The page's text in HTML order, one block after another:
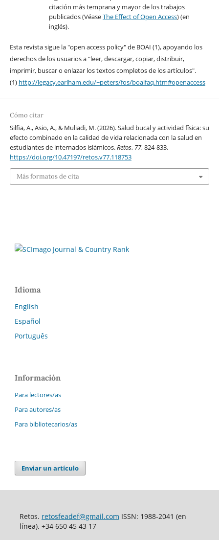
citación más temprana y mayor de los trabajos
publicados (VéaseThe Effect of Open Access) (en
inglés).
Esta revista sigue la "open access policy" de BOAI (1), apoyando los
derechos de los usuarios a "leer, descargar, copiar, distribuir,
imprimir, buscar o enlazar los textos completos de los artículos".
(1) http://legacy.earlham.edu/~peters/fos/boaifaq.htm#openaccess
Cómo citar
Silfia, A., Asio, A., & Muliadi, M. (2026). Salud bucal y actividad física: su
efecto combinado en la calidad de vida relacionada con la salud en
estudiantes de internados islámicos.Retos, 77, 824-833.
https://doi.org/10.47197/retos.v77.118753
Más formatos de cita
Idioma
English
Español
Português
Información
Para lectores/as
Para autores/as
Para bibliotecarios/as
Enviar un artículo
Retos. retosfeadef@gmail.com ISSN: 1988-2041 (en
línea). +34 650 45 43 17